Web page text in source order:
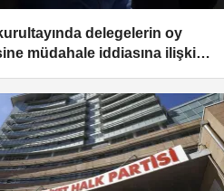
delegelerin oy
müdahale iddiasına ilişkin